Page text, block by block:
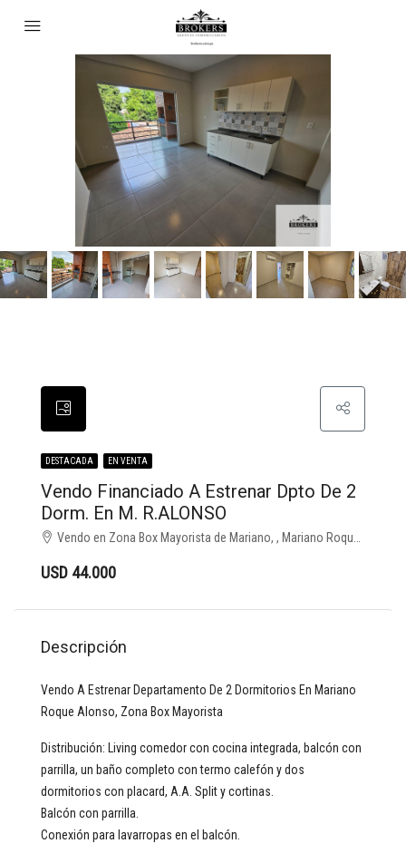
DESTACADA EN VENTA
Vendo Financiado A Estrenar Dpto De 2
Dorm. En M. R.ALONSO
Vendo en Zona Box Mayorista de Mariano, , Mariano Roque Alonso
USD 44.000
Descripción
Vendo A Estrenar Departamento De 2 Dormitorios En Mariano
Roque Alonso, Zona Box Mayorista
Distribución: Living comedor con cocina integrada, balcón con
parrilla, un baño completo con termo calefón y dos
dormitorios con placard, A.A. Split y cortinas.
Balcón con parrilla.
Conexión para lavarropas en el balcón.